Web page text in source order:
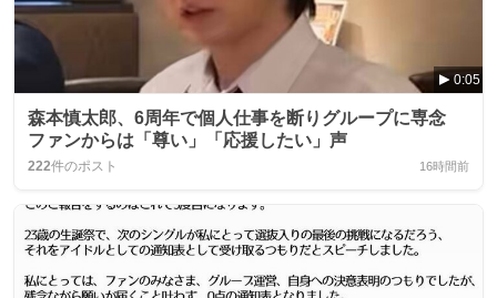
0:05
森本慎太郎、6周年で個人仕事を断りグループに専念
ファンからは「尊い」「応援したい」声
222件のポスト 16時間前